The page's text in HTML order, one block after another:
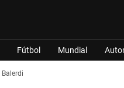
Fútbol Mundial
Balerdi